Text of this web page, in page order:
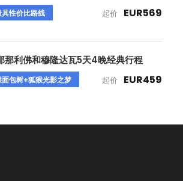
具性价比路线 起价 EUR569
那利佛和穆隆达瓦5天4晚经典行程
面包树+狐猴光影之梦 起价 EUR459